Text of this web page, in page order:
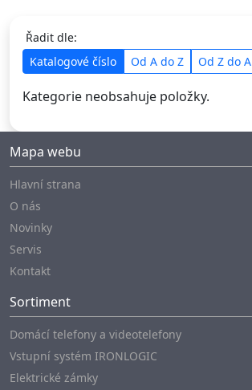
Řadit dle:
Katalogové číslo
Od A do Z Od Z do A
Kategorie neobsahuje položky.
Mapa webu
Hlavní strana
O nás
Novinky
Servis
Kontakt
Sortiment
Domácí telefony a videotelefony
Vstupní systém IRONLOGIC
Elektrické zámky